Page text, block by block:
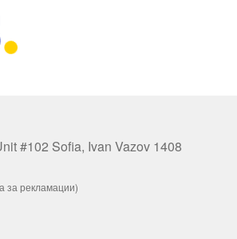
#102 Sofia, Ivan Vazov 1408
за рекламации)